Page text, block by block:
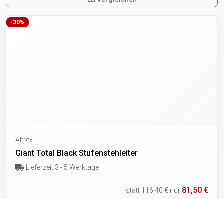
-30%
Altrex
Giant Total Black Stufenstehleiter
Lieferzeit 3 - 5 Werktage
statt116,40 € nur 81,50 €